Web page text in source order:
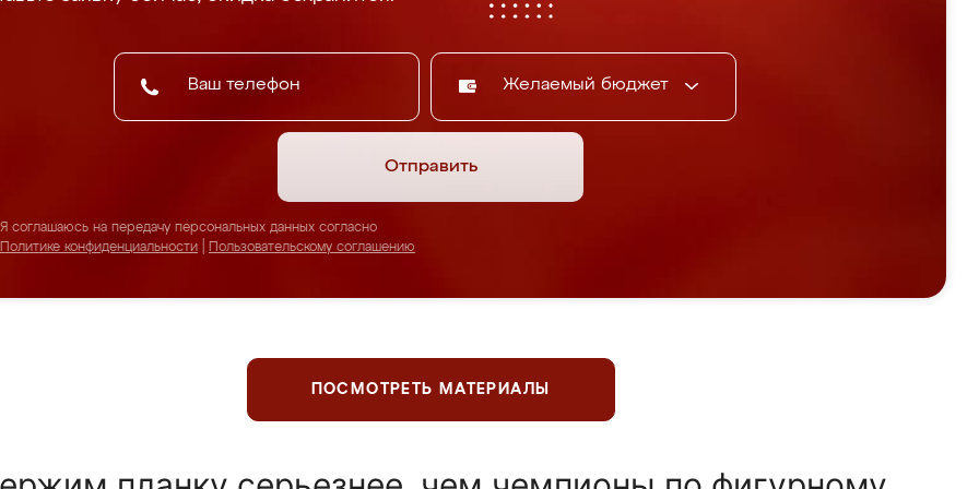
Желаемый бюджет
Отправить
Я соглашаюсь на передачу персональных данных согласно
Политике конфиденциальности
Пользовательскому соглашению
ПОСМОТРЕТЬ МАТЕРИАЛЫ